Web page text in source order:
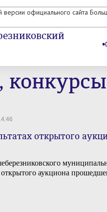
версии официального сайта
открытого
открытого аукциона